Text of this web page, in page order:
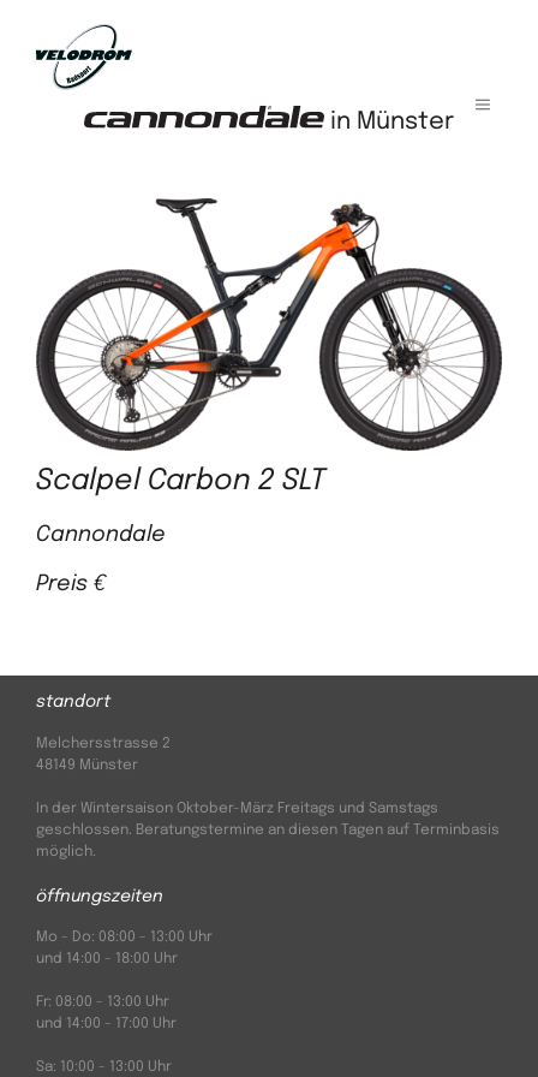
springen
in Münster
menü
Scalpel Carbon 2 SLT
Cannondale
Preis €
standort
Melchersstrasse 2
48149 Münster
In der Wintersaison Oktober-März Freitags und Samstags
geschlossen. Beratungstermine an diesen Tagen auf Terminbasis
möglich.
öffnungs­zeiten
Mo - Do: 08:00 - 13:00 Uhr
und 14:00 - 18:00 Uhr
Fr: 08:00 - 13:00 Uhr
und 14:00 - 17:00 Uhr
Sa: 10:00 - 13:00 Uhr